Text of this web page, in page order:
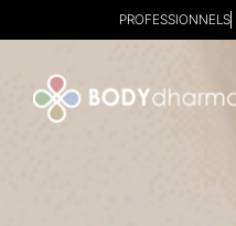
PROFESSIONNELS